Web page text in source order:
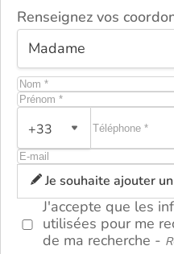
Renseignez vos
+33
Je souhaite ajouter
J'accepte que les
utilisées pour me
de ma recherche -